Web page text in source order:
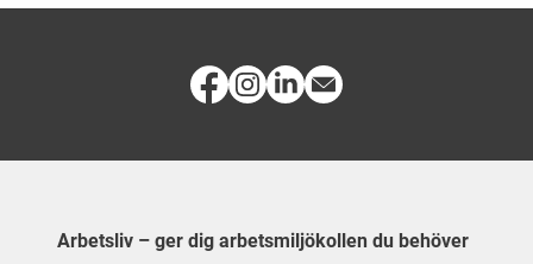
Arbetsliv – ger dig arbetsmiljökollen du behöver